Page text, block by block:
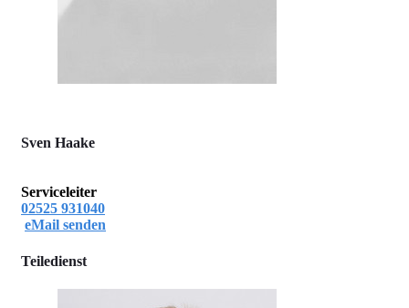
Sven Haake
Serviceleiter
02525 931040
eMail senden
Teiledienst